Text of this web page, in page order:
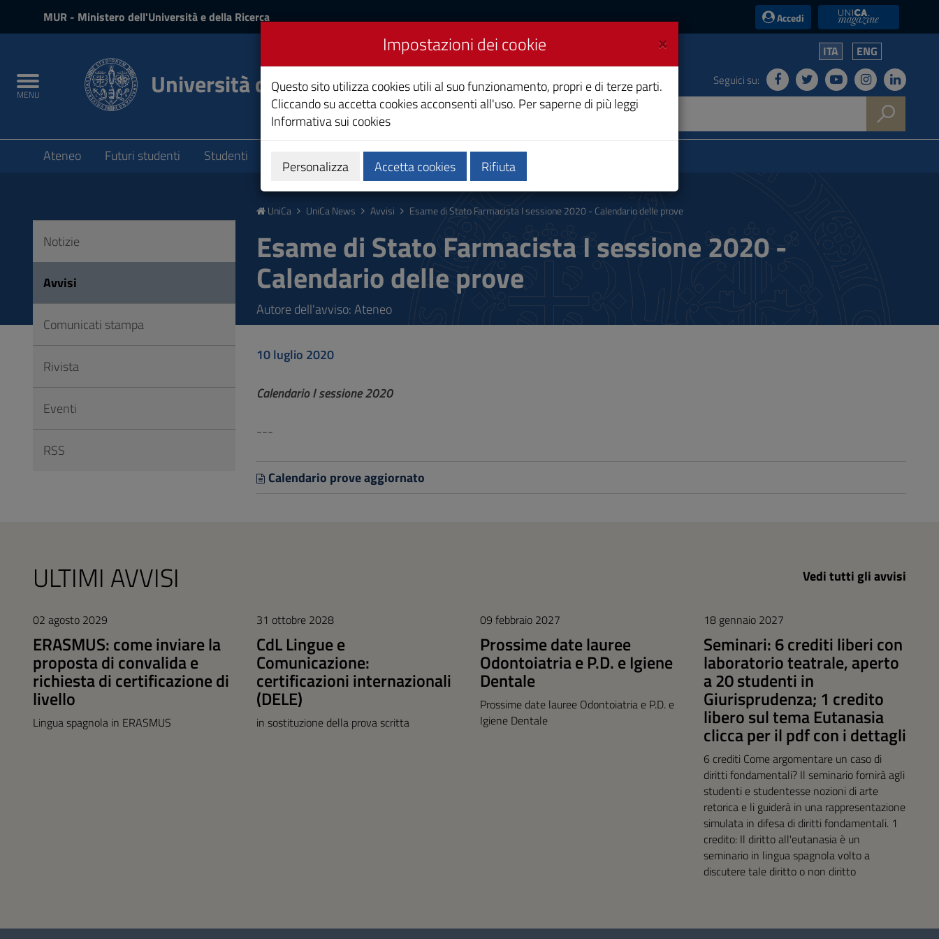
Contenuto
navigazione
Vai
MUR - Ministero dell'Università e della Ricerca Accedi UniCA News
Toggle
navigation
MENU Università degli Studi di Cagliari
ITA ENG
Seguici su:
Submenu
Ateneo Futuri studenti Studenti Ricerca Società e territorio
UniCa UniCa News Avvisi Esame di Stato Farmacista I sessione 2020 - Calendario delle prove
Esame di Stato Farmacista I sessione 2020 -
Calendario delle prove
Autore dell'avviso: Ateneo
10 luglio 2020
Calendario I sessione 2020
---
Calendario prove aggiornato
Notizie
Avvisi
Comunicati stampa
Rivista
Eventi
RSS
ULTIMI AVVISI Vedi tutti gli avvisi
02 agosto 2029
ERASMUS: come inviare la
proposta di convalida e
richiesta di certificazione di
livello
Lingua spagnola in ERASMUS
31 ottobre 2028
CdL Lingue e
Comunicazione:
certificazioni internazionali
(DELE)
in sostituzione della prova scritta
09 febbraio 2027
Prossime date lauree
Odontoiatria e P.D. e Igiene
Dentale
Prossime date lauree Odontoiatria e P.D. e
Igiene Dentale
18 gennaio 2027
Seminari: 6 crediti liberi con
laboratorio teatrale, aperto
a 20 studenti in
Giurisprudenza; 1 credito
libero sul tema Eutanasia
clicca per il pdf con i dettagli
6 crediti Come argomentare un caso di
diritti fondamentali? Il seminario fornirà agli
studenti e studentesse nozioni di arte
retorica e li guiderà in una rappresentazione
simulata in difesa di diritti fondamentali. 1
credito: Il diritto all'eutanasia è un
seminario in lingua spagnola volto a
discutere tale diritto o non diritto
×
Impostazioni dei cookie
Questo sito utilizza cookies utili al suo funzionamento, propri e di terze parti.
Cliccando su accetta cookies acconsenti all'uso. Per saperne di più leggi
Informativa sui cookies
Personalizza Accetta cookies Rifiuta